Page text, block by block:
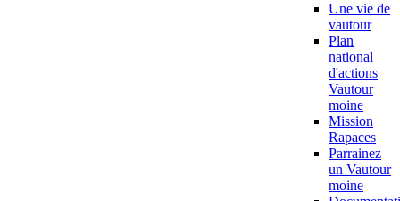
Une vie de
vautour
Plan
national
d'actions
Vautour
moine
Mission
Rapaces
Parrainez
un Vautour
moine